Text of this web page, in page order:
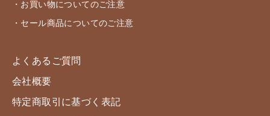
・お買い物についてのご注意
・セール商品についてのご注意
よくあるご質問
会社概要
特定商取引に基づく表記